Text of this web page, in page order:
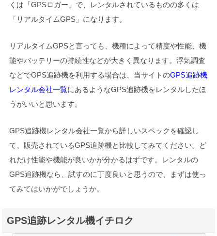
くは「GPSロガー」で、レンタルされているものの多くは
「リアルタイムGPS」になります。
リアルタイムGPSと言っても、機種によって精度や性能、機
能やバッテリーの持続性などが大きく異なります。浮気調査
などでGPS追跡機を利用する場合は、当サイトのGPS追跡機
レンタル会社一覧にあるようなGPS追跡機をレンタルしたほ
うがいいと思います。
GPS追跡機レンタル会社一覧から詳しいスペックを確認し
て、販売されているGPS追跡機と比較してみてください。ど
れだけ性能や機能が良いかが分かるはずです。レンタルの
GPS追跡機なら、試すのに丁度良いと思うので、まずは使っ
てみてはいかがでしょうか。
GPS追跡レンタル機イチロク